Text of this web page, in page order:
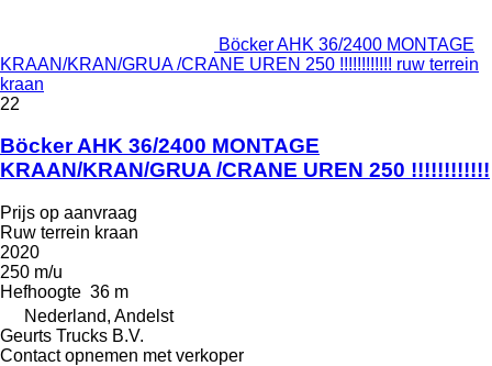
Böcker AHK 36/2400 MONTAGE
KRAAN/KRAN/GRUA /CRANE UREN 250 !!!!!!!!!!!! ruw terrein
kraan
22
Böcker AHK 36/2400 MONTAGE
KRAAN/KRAN/GRUA /CRANE UREN 250 !!!!!!!!!!!!
Prijs op aanvraag
Ruw terrein kraan
2020
250 m/u
Hefhoogte 36 m
Nederland, Andelst
Geurts Trucks B.V.
Contact opnemen met verkoper